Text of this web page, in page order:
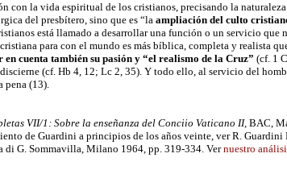
con la vida espiritual de los cristianos, precisando la
del presbítero, sino que es “laampliación del culto
está llamado a desarrollar una función o un servicio que
para con el mundo es más bíblica, completa y realista
en cuenta también su pasión y “el realismo de la Cruz” (cf. 1
(cf. Hb 4, 12; Lc 2, 35). Y todo ello, al servicio del
pena (13).
VII/1: Sobre la enseñanza del Conciio Vaticano II, BAC,
de Guardini a principios de los años veinte, ver R. Guardini
G. Sommavilla, Milano 1964, pp. 319-334. Vernuestro